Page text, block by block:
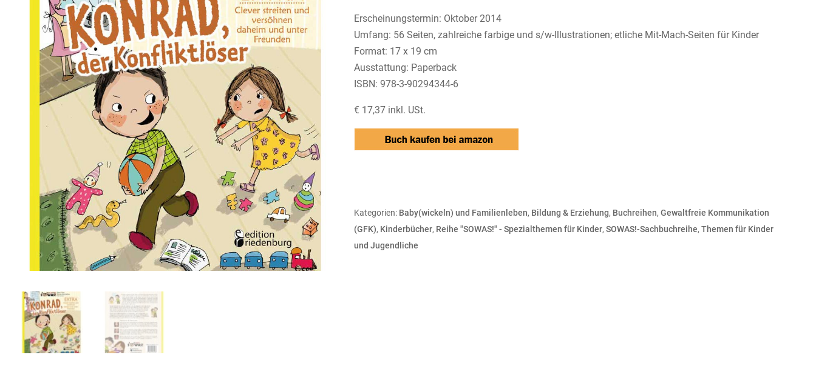
Erscheinungstermin: Oktober 2014
Umfang: 56 Seiten, zahlreiche farbige und s/w-Illustrationen; etliche Mit-Mach-Seiten für Kinder
Format: 17 x 19 cm
Ausstattung: Paperback
ISBN: 978-3-90294344-6
€ 17,37 inkl. USt.
Kategorien: Baby(wickeln) und Familienleben, Bildung & Erziehung, Buchreihen, Gewaltfreie Kommunikation
(GFK), Kinderbücher, Reihe "SOWAS!" - Spezialthemen für Kinder, SOWAS!-Sachbuchreihe, Themen für Kinder
und Jugendliche